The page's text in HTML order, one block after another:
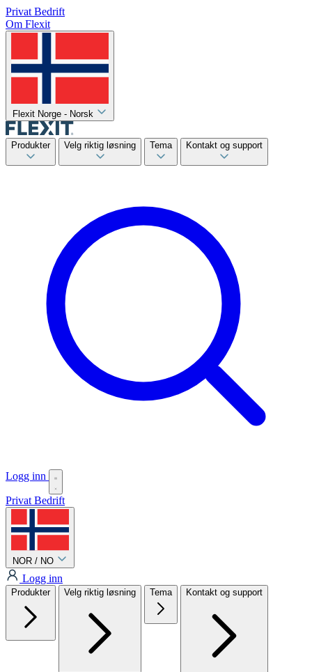
Privat Bedrift
Om Flexit
Flexit Norge - Norsk
Produkter Velg riktig løsning Tema Kontakt og support
Logg inn
Privat Bedrift
NOR / NO
Logg inn
Produkter Velg riktig løsning Tema Kontakt og support